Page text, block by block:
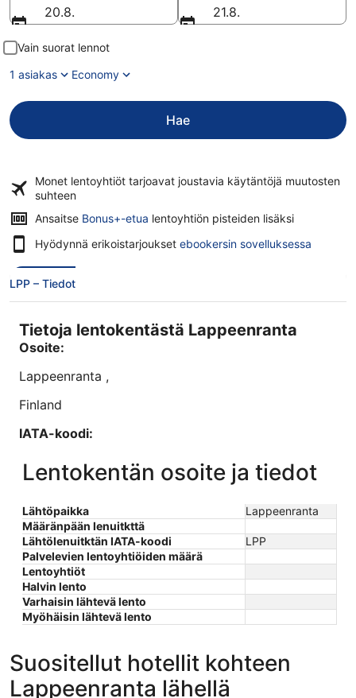
20.8.
21.8.
Vain suorat lennot
1 asiakas
Economy
Hae
Monet lentoyhtiöt tarjoavat joustavia käytäntöjä muutosten
suhteen
Ansaitse Bonus+-etua lentoyhtiön pisteiden lisäksi
Hyödynnä erikoistarjoukset ebookersin sovelluksessa
LPP – Tiedot
Tietoja lentokentästä Lappeenranta
Osoite:
Lappeenranta ,
Finland
IATA-koodi:
LPP
28,155163
Leveysaste:
61,044114
Aikavyöhyke:
Lentokentän osoite ja tiedot
Lähtöpaikka
Lappeenranta
Määränpään lenuitkttä
Lähtölenuitktän IATA-koodi
LPP
Palvelevien lentoyhtiöiden määrä
Lentoyhtiöt
Halvin lento
Varhaisin lähtevä lento
Myöhäisin lähtevä lento
Suositellut hotellit kohteen
Lappeenranta lähellä